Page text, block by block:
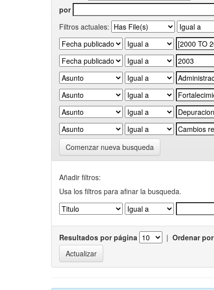
por
Filtros actuales:
Comenzar nueva busqueda
Añadir filtros:
Usa los filtros para afinar la busqueda.
Resultados por página | Ordenar por